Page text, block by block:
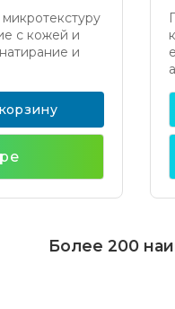
с кожей и
и
Более 200